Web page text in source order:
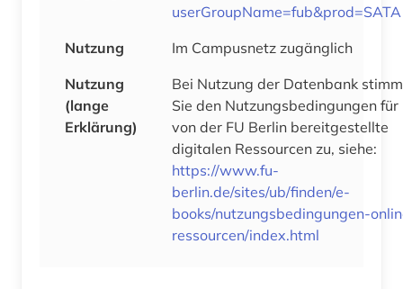
userGroupName=fub&prod=SATA
Nutzung
Im Campusnetz zugänglich
Nutzung
(lange
Erklärung)
Bei Nutzung der Datenbank
Sie den Nutzungsbedingungen für
von der FU Berlin bereitgestellte
digitalen Ressourcen zu, siehe:
https://www.fu-
berlin.de/sites/ub/finden/e-
books/nutzungsbedingungen-
ressourcen/index.html